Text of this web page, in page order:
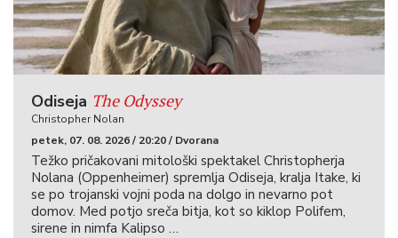
Odiseja The Odyssey
Christopher Nolan
petek, 07. 08. 2026 / 20:20 / Dvorana
Težko pričakovani mitološki spektakel Christopherja
Nolana (Oppenheimer) spremlja Odiseja, kralja Itake, ki
se po trojanski vojni poda na dolgo in nevarno pot
domov. Med potjo sreča bitja, kot so kiklop Polifem,
sirene in nimfa Kalipso …